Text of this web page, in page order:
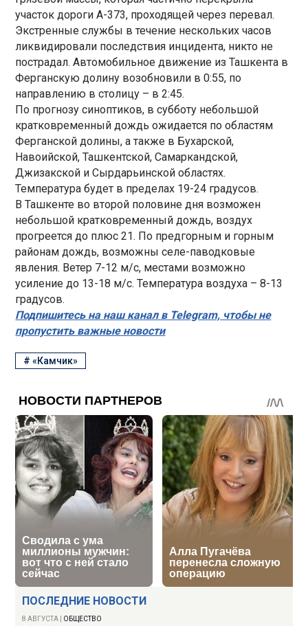
ПОСЛЕДНИЕ НОВОСТИ
8 АВГУСТА ОБЩЕСТВО
участок дороги А-373, проходящей через перевал.
Экстренные службы в течение нескольких часов
ликвидировали последствия инцидента, никто не
пострадал. Автомобильное движение из Ташкента в
Ферганскую долину возобновили в 0:55, по
направлению в столицу – в 2:45.
По прогнозу синоптиков, в субботу небольшой
кратковременный дождь ожидается по областям
Ферганской долины, а также в Бухарской,
Навоийской, Ташкентской, Самаркандской,
Джизакской и Сырдарьинской областях.
Температура будет в пределах 19-24 градусов.
В Ташкенте во второй половине дня возможен
небольшой кратковременный дождь, воздух
прогреется до плюс 21. По предгорным и горным
районам дождь, возможны селе-паводковые
явления. Ветер 7-12 м/с, местами возможно
усиление до 13-18 м/с. Температура воздуха – 8-13
градусов.
Подпишитесь на наш канал в Telegram, чтобы не
пропустить важные новости
#«Камчик»